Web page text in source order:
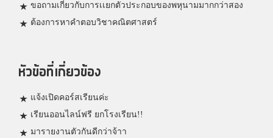
ขอถามเกี่ยวกับการเเยกตัวประกอบของพหุนามมากกว่าสอง
ต้องการหาคำตอบวิชาคณิตศาสตร์
หัวข้อที่เกี่ยวข้อง
แจ้งเปิดคอร์สเรียนค่ะ
เรียนออนไลน์ฟรี ยกโรงเรียน!!
มารายงานตัวกันดีกว่าจ้าา